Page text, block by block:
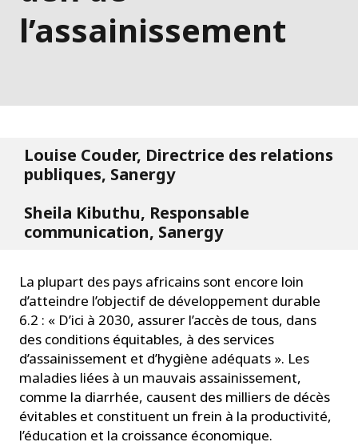
l’assainissement
Louise Couder, Directrice des relations
publiques, Sanergy
Sheila Kibuthu, Responsable
communication, Sanergy
La plupart des pays africains sont encore loin
d’atteindre l’objectif de développement durable
6.2 : « D’ici à 2030, assurer l’accès de tous, dans
des conditions équitables, à des services
d’assainissement et d’hygiène adéquats ». Les
maladies liées à un mauvais assainissement,
comme la diarrhée, causent des milliers de décès
évitables et constituent un frein à la productivité,
l’éducation et la croissance économique.